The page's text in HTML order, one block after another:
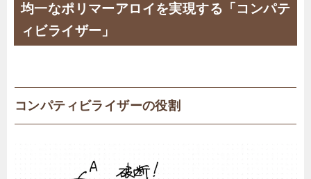
均一なポリマーアロイを実現する「コンパテ
ィビライザー」
コンパティビライザーの役割